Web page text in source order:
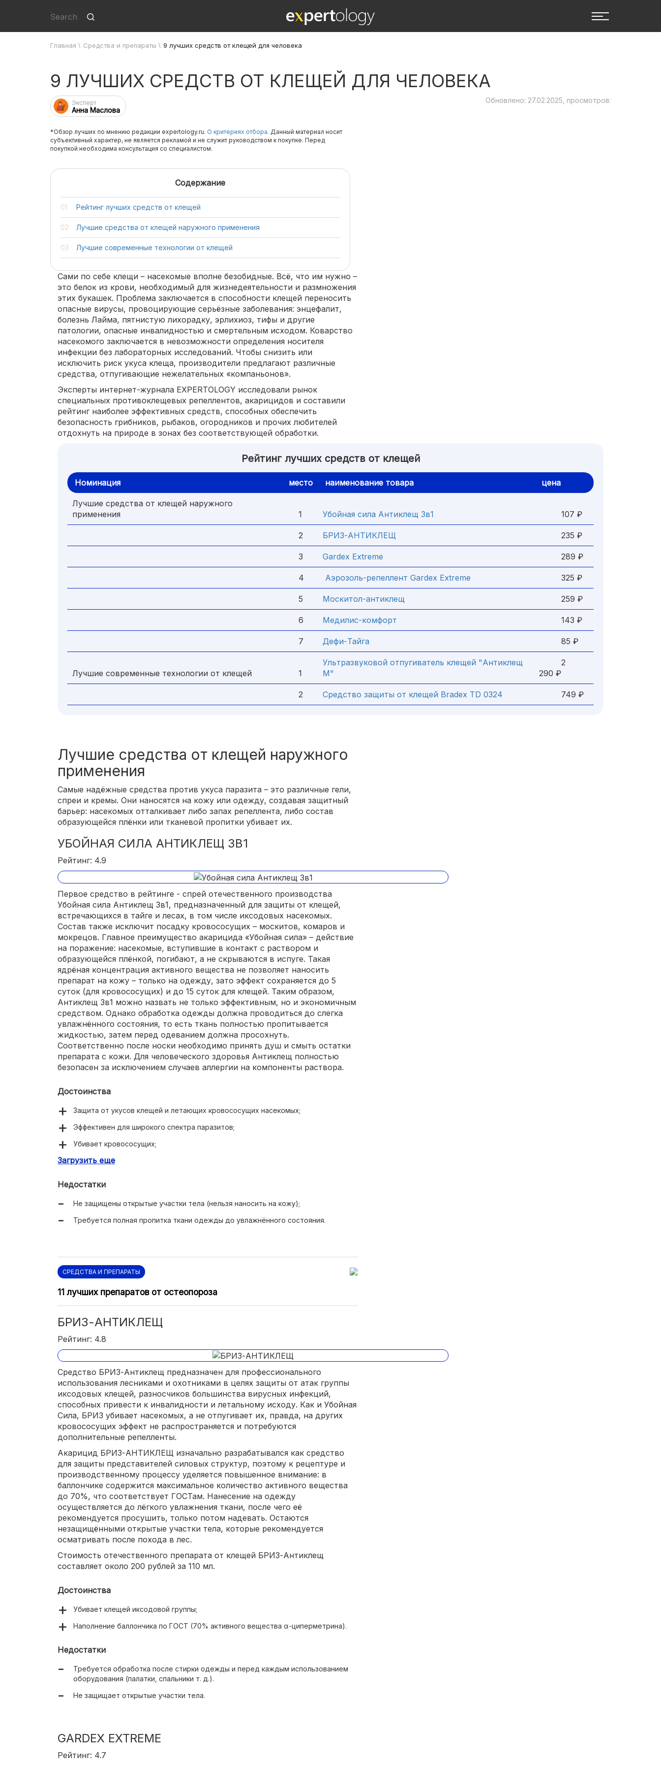
Главная \ Средства и препараты \ 9 лучших средств от клещей для человека
9 ЛУЧШИХ СРЕДСТВ ОТ КЛЕЩЕЙ ДЛЯ ЧЕЛОВЕКА
Эксперт
Анна Маслова
Обновлено: 27.02.2025, просмотров:
*Обзор лучших по мнению редакции expertology.ru. О критериях отбора. Данный материал носит
субъективный характер, не является рекламой и не служит руководством к покупке. Перед
покупкой необходима консультация со специалистом.
Содержание
Рейтинг лучших средств от клещей
Лучшие средства от клещей наружного применения
Лучшие современные технологии от клещей
Сами по себе клещи – насекомые вполне безобидные. Всё, что им нужно –
это белок из крови, необходимый для жизнедеятельности и размножения
этих букашек. Проблема заключается в способности клещей переносить
опасные вирусы, провоцирующие серьёзные заболевания: энцефалит,
болезнь Лайма, пятнистую лихорадку, эрлихиоз, тифы и другие
патологии, опасные инвалидностью и смертельным исходом. Коварство
насекомого заключается в невозможности определения носителя
инфекции без лабораторных исследований. Чтобы снизить или
исключить риск укуса клеща, производители предлагают различные
средства, отпугивающие нежелательных «компаньонов».
Эксперты интернет-журнала EXPERTOLOGY исследовали рынок
специальных противоклещевых репеллентов, акарицидов и составили
рейтинг наиболее эффективных средств, способных обеспечить
безопасность грибников, рыбаков, огородников и прочих любителей
отдохнуть на природе в зонах без соответствующей обработки.
Рейтинг лучших средств от клещей
Номинация место наименование товара цена
Лучшие средства от клещей наружного
применения
1 Убойная сила Антиклещ 3в1 107 ₽
2 БРИЗ-АНТИКЛЕЩ 235 ₽
3 Gardex Extreme 289 ₽
4 Аэрозоль-репеллент Gardex Extreme 325 ₽
5 Москитол-антиклещ 259 ₽
6 Медилис-комфорт 143 ₽
7 Дефи-Тайга 85 ₽
Лучшие современные технологии от клещей 1
Ультразвуковой отпугиватель клещей "Антиклещ
М"
2
290 ₽
2 Средство защиты от клещей Bradex TD 0324 749 ₽
Лучшие средства от клещей наружного
применения
Самые надёжные средства против укуса паразита – это различные гели,
спреи и кремы. Они наносятся на кожу или одежду, создавая защитный
барьер: насекомых отталкивает либо запах репеллента, либо состав
образующейся плёнки или тканевой пропитки убивает их.
УБОЙНАЯ СИЛА АНТИКЛЕЩ 3В1
Рейтинг: 4.9
Первое средство в рейтинге - спрей отечественного производства
Убойная сила Антиклещ 3в1, предназначенный для защиты от клещей,
встречающихся в тайге и лесах, в том числе иксодовых насекомых.
Состав также исключит посадку кровососущих – москитов, комаров и
мокрецов. Главное преимущество акарицида «Убойная сила» – действие
на поражение: насекомые, вступившие в контакт с раствором и
образующейся плёнкой, погибают, а не скрываются в испуге. Такая
ядрёная концентрация активного вещества не позволяет наносить
препарат на кожу – только на одежду, зато эффект сохраняется до 5
суток (для кровососущих) и до 15 суток для клещей. Таким образом,
Антиклещ 3в1 можно назвать не только эффективным, но и экономичным
средством. Однако обработка одежды должна проводиться до слегка
увлажнённого состояния, то есть ткань полностью пропитывается
жидкостью, затем перед одеванием должна просохнуть.
Соответственно после носки необходимо принять душ и смыть остатки
препарата с кожи. Для человеческого здоровья Антиклещ полностью
безопасен за исключением случаев аллергии на компоненты раствора.
Достоинства
Защита от укусов клещей и летающих кровососущих насекомых;
Эффективен для широкого спектра паразитов;
Убивает кровососущих;
Низкая цена около 75-80 рублей.
Загрузить еще
Недостатки
Не защищены открытые участки тела (нельзя наносить на кожу);
Требуется полная пропитка ткани одежды до увлажнённого состояния.
СРЕДСТВА И ПРЕПАРАТЫ
11 лучших препаратов от остеопороза
БРИЗ-АНТИКЛЕЩ
Рейтинг: 4.8
Средство БРИЗ-Антиклещ предназначен для профессионального
использования лесниками и охотниками в целях защиты от атак группы
иксодовых клещей, разносчиков большинства вирусных инфекций,
способных привести к инвалидности и летальному исходу. Как и Убойная
Сила, БРИЗ убивает насекомых, а не отпугивает их, правда, на других
кровососущих эффект не распространяется и потребуются
дополнительные репелленты.
Акарицид БРИЗ-АНТИКЛЕЩ изначально разрабатывался как средство
для защиты представителей силовых структур, поэтому к рецептуре и
производственному процессу уделяется повышенное внимание: в
баллончике содержится максимальное количество активного вещества
до 70%, что соответствует ГОСТам. Нанесение на одежду
осуществляется до лёгкого увлажнения ткани, после чего её
рекомендуется просушить, только потом надевать. Остаются
незащищёнными открытые участки тела, которые рекомендуется
осматривать после похода в лес.
Стоимость отечественного препарата от клещей БРИЗ-Антиклещ
составляет около 200 рублей за 110 мл.
Достоинства
Убивает клещей иксодовой группы;
Наполнение баллончика по ГОСТ (70% активного вещества α-циперметрина).
Недостатки
Требуется обработка после стирки одежды и перед каждым использованием
оборудования (палатки, спальники т. д.).
Не защищает открытые участки тела.
GARDEX EXTREME
Рейтинг: 4.7